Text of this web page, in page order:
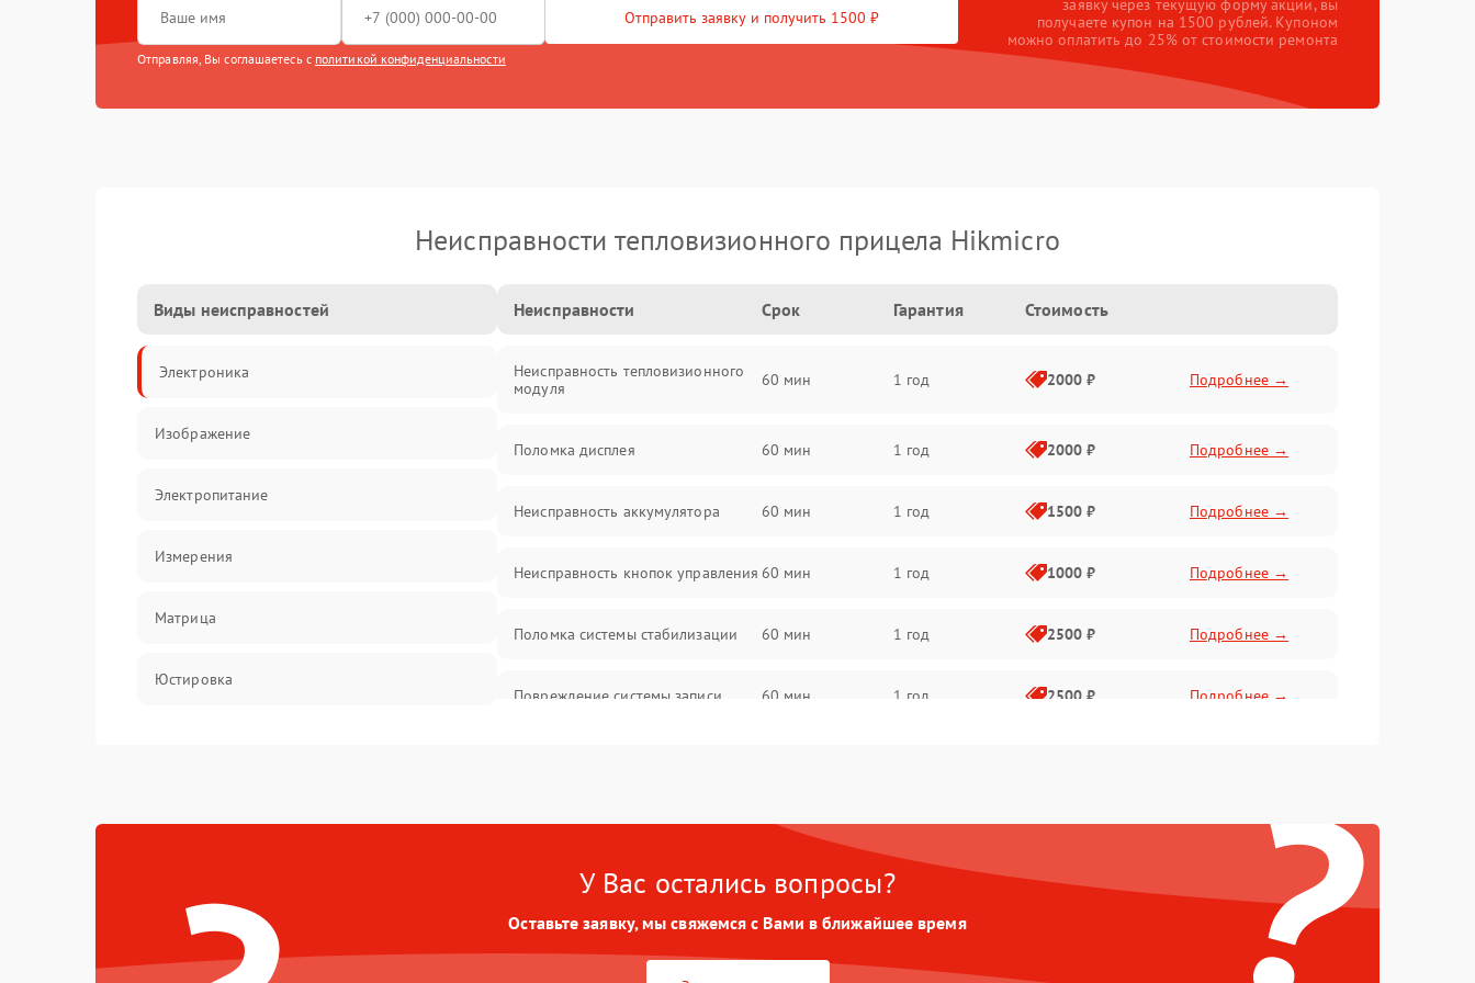
Отправить заявку и получить 1500 ₽
Отправляя, Вы соглашаетесь с политикой конфиденциальности
заявку через текущую форму акции, вы
получаете купон на 1500 рублей. Купоном
можно оплатить до 25% от стоимости ремонта
Неисправности тепловизионного прицела Hikmicro
Виды неисправностей
Электроника
Изображение
Электропитание
Измерения
Матрица
Юстировка
Неисправности Срок Гарантия Стоимость
Неисправность тепловизионного
модуля
60 мин 1 год 2000 ₽ Подробнее →
Поломка дисплея 60 мин 1 год 2000 ₽ Подробнее →
Неисправность аккумулятора 60 мин 1 год 1500 ₽ Подробнее →
Неисправность кнопок управления 60 мин 1 год 1000 ₽ Подробнее →
Поломка системы стабилизации 60 мин 1 год 2500 ₽ Подробнее →
Повреждение системы записи 60 мин 1 год 2500 ₽ Подробнее →
Повреждение системы защиты от
перегрузок
60 мин 1 год 1500 ₽
Неисправность системы
автоматического отключения
1 год Подробнее →
?
У Вас остались вопросы?
Оставьте заявку, мы свяжемся с Вами в ближайшее время